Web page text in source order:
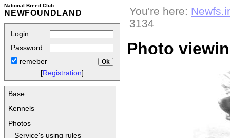
National Breed Club
NEWFOUNDLAND
Login:
Password:
remeber
[Registration]
Base
Kennels
Photos
Service's using rules
You're here:
3134
Photo